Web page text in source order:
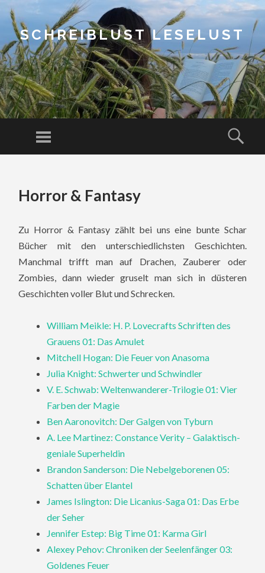
SCHREIBLUST LESELUST
Menu
CONTENTHorror & Fantasy
Zu Horror & Fantasy zählt bei uns eine bunte Schar
Bücher mit den unterschiedlichsten Geschichten.
Manchmal trifft man auf Drachen, Zauberer oder
Zombies, dann wieder gruselt man sich in düsteren
Geschichten voller Blut und Schrecken.
William Meikle: H. P. Lovecrafts Schriften des
Grauens 01: Das Amulet
Mitchell Hogan: Die Feuer von Anasoma
Julia Knight: Schwerter und Schwindler
V. E. Schwab: Weltenwanderer-Trilogie 01: Vier
Farben der Magie
Ben Aaronovitch: Der Galgen von Tyburn
A. Lee Martinez: Constance Verity – Galaktisch-
geniale Superheldin
Brandon Sanderson: Die Nebelgeborenen 05:
Schatten über Elantel
James Islington: Die Licanius-Saga 01: Das Erbe
der Seher
Jennifer Estep: Big Time 01: Karma Girl
Alexey Pehov: Chroniken der Seelenfänger 03:
Goldenes Feuer